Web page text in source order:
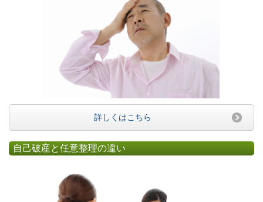
詳しくはこちら
自己破産と任意整理の違い